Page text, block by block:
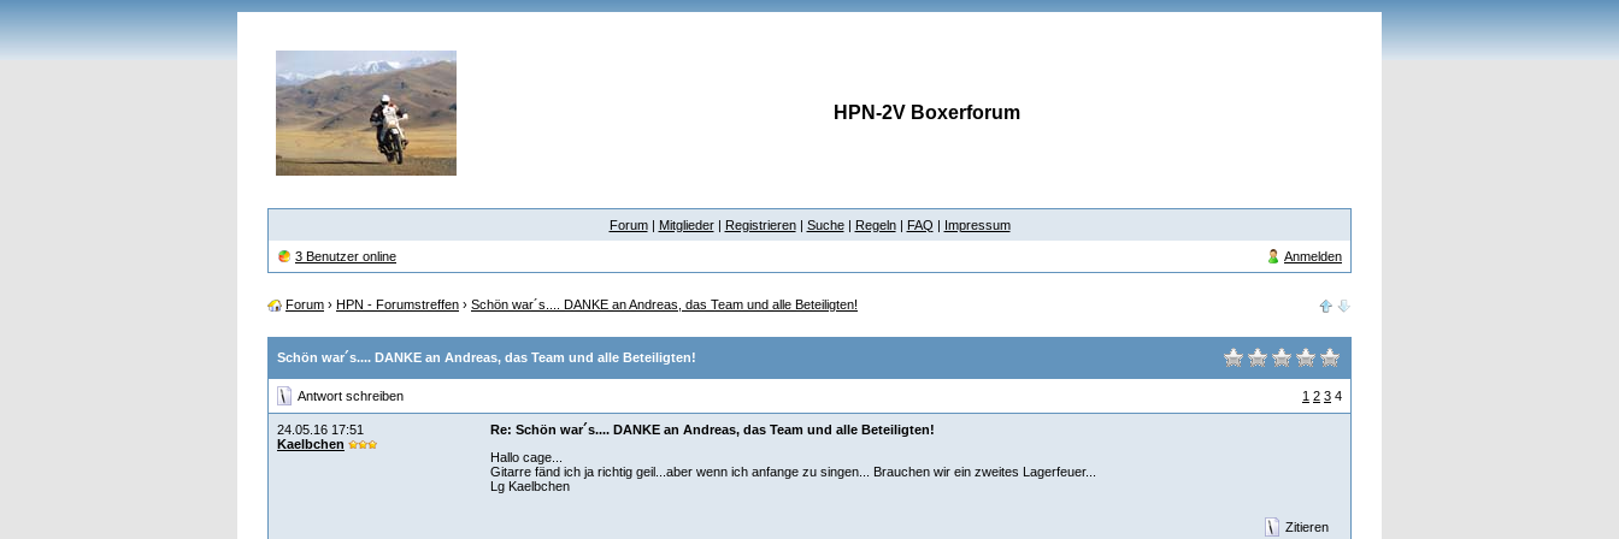
HPN-2V Boxerforum
Forum| Mitglieder| Registrieren| Suche| Regeln| FAQ | Impressum
3 Benutzer online Anmelden
Forum › HPN - Forumstreffen › Schön war´s.... DANKE an Andreas, das Team und alle Beteiligten!
Schön war´s.... DANKE an Andreas, das Team und alle Beteiligten!
Antwort schreiben 1 2 3 4
24.05.16 17:51
Kaelbchen
Re: Schön war´s.... DANKE an Andreas, das Team und alle Beteiligten!
Hallo cage...
Gitarre fänd ich ja richtig geil...aber wenn ich anfange zu singen... Brauchen wir ein zweites Lagerfeuer...
Lg Kaelbchen
Zitieren